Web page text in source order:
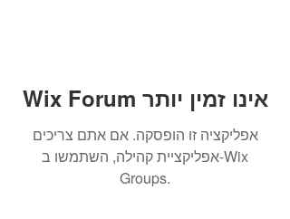
Wix Forum אינו זמין יותר
אפליקציה זו הופסקה. אם אתם צריכים
אפליקציית קהילה, השתמשו ב-Wix
Groups.